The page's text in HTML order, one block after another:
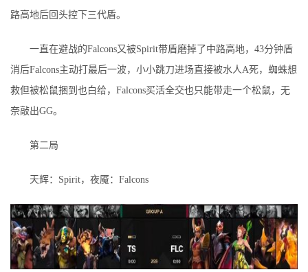
路高地后回头控下三代盾。
一直在避战的Falcons又被Spirit带盾磨掉了中路高地，43分钟盾
消后Falcons主动打最后一波，小小跳刀进场直接被水人A死，蜘蛛想
救但被松鼠捆到也白给，Falcons买活全交也只能带走一个松鼠，无
奈敲出GG。
第二局
天辉：Spirit，夜魇：Falcons